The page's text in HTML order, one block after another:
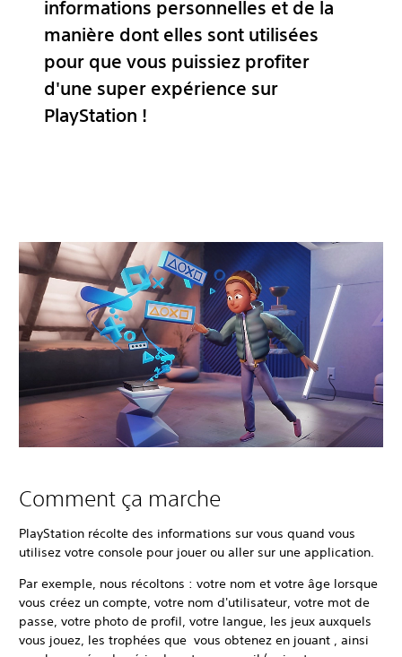
informations personnelles et de la
manière dont elles sont utilisées
pour que vous puissiez profiter
d'une super expérience sur
PlayStation !
Comment ça marche
PlayStation récolte des informations sur vous quand vous
utilisez votre console pour jouer ou aller sur une application.
Par exemple, nous récoltons : votre nom et votre âge lorsque
vous créez un compte, votre nom d'utilisateur, votre mot de
passe, votre photo de profil, votre langue, les jeux auxquels
vous jouez, les trophées que vous obtenez en jouant , ainsi